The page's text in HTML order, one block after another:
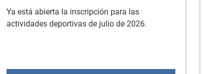
Ya está abierta la inscripción para las
actividades deportivas de julio de 2026.